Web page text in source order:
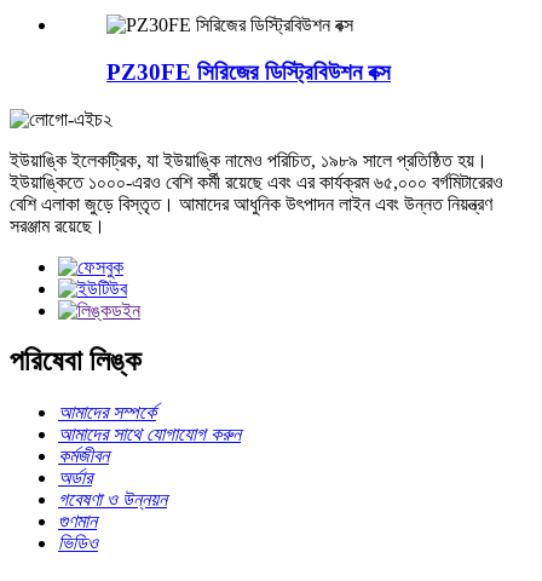
PZ30FE সিরিজের ডিস্ট্রিবিউশন বক্স
ইউয়াঙ্কি ইলেকট্রিক, যা ইউয়াঙ্কি নামেও পরিচিত, ১৯৮৯ সালে প্রতিষ্ঠিত হয়।
ইউয়াঙ্কিতে ১০০০-এরও বেশি কর্মী রয়েছে এবং এর কার্যক্রম ৬৫,০০০ বর্গমিটারেরও
বেশি এলাকা জুড়ে বিস্তৃত। আমাদের আধুনিক উৎপাদন লাইন এবং উন্নত নিয়ন্ত্রণ
সরঞ্জাম রয়েছে।
পরিষেবা লিঙ্ক
আমাদের সম্পর্কে
আমাদের সাথে যোগাযোগ করুন
কর্মজীবন
অর্ডার
গবেষণা ও উন্নয়ন
গুণমান
ভিডিও